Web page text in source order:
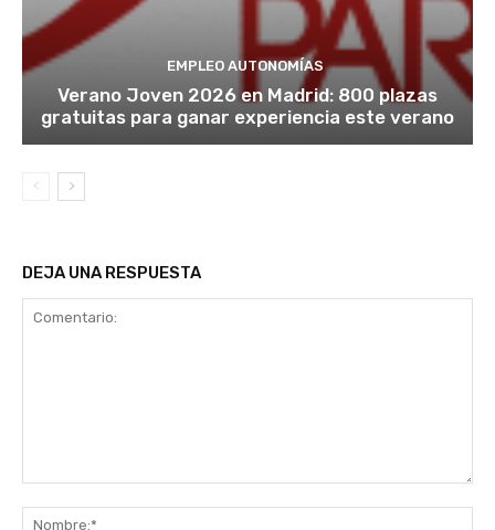
EMPLEO AUTONOMÍAS
Verano Joven 2026 en Madrid: 800 plazas
gratuitas para ganar experiencia este verano
DEJA UNA RESPUESTA